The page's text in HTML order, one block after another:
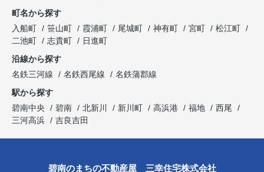
町名から探す
入船町
笹山町 霞浦町 尾城町 神有町 宮町
松江町
二池町
志貴町
日進町
沿線から探す
名鉄三河線
名鉄西尾線
名鉄蒲郡線
駅から探す
碧南中央
碧南 北新川 新川町 高浜港 福地
西尾
三河高浜
吉良吉田
碧南のまちの不動産屋 三幸住宅株式会社